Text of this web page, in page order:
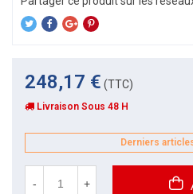
248,17 € (TTC)
Livraison Sous 48 H
Derniers
- +